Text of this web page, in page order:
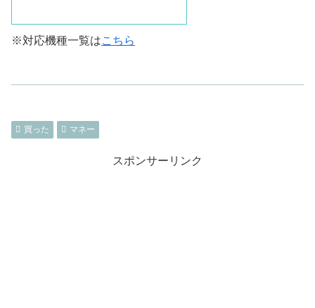
※対応機種一覧はこちら
買った マネー
スポンサーリンク